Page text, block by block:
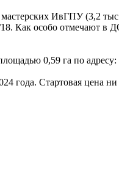
ИвГПУ (3,2
Как особо отмечают
0,59 га по
года. Стартовая цена